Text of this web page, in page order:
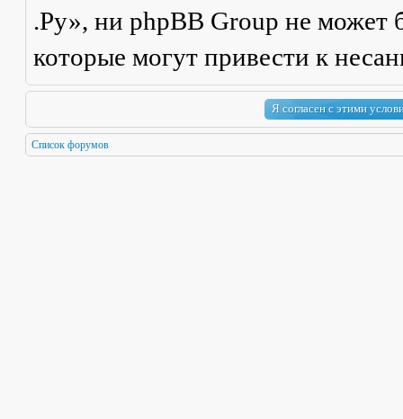
.Ру», ни phpBB Group не может
которые могут привести к
Список форумов